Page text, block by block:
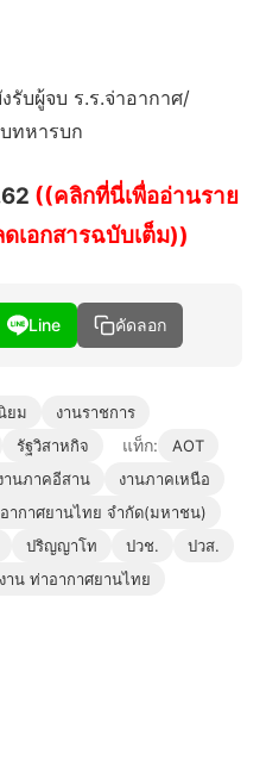
บผู้จบ ร.ร.จ่าอากาศ/
ทหารบก
((คลิกที่นี่เพื่ออ่านราย
เอกสารฉบับเต็ม))
Line คัดลอก
ยม
งานราชการ
รัฐวิสาหกิจ แท็ก:
AOT
านภาคอีสาน
งานภาคเหนือ
ากาศยานไทย จำกัด(มหาชน)
ปริญญาโท ปวช.
ปวส.
าน ท่าอากาศยานไทย